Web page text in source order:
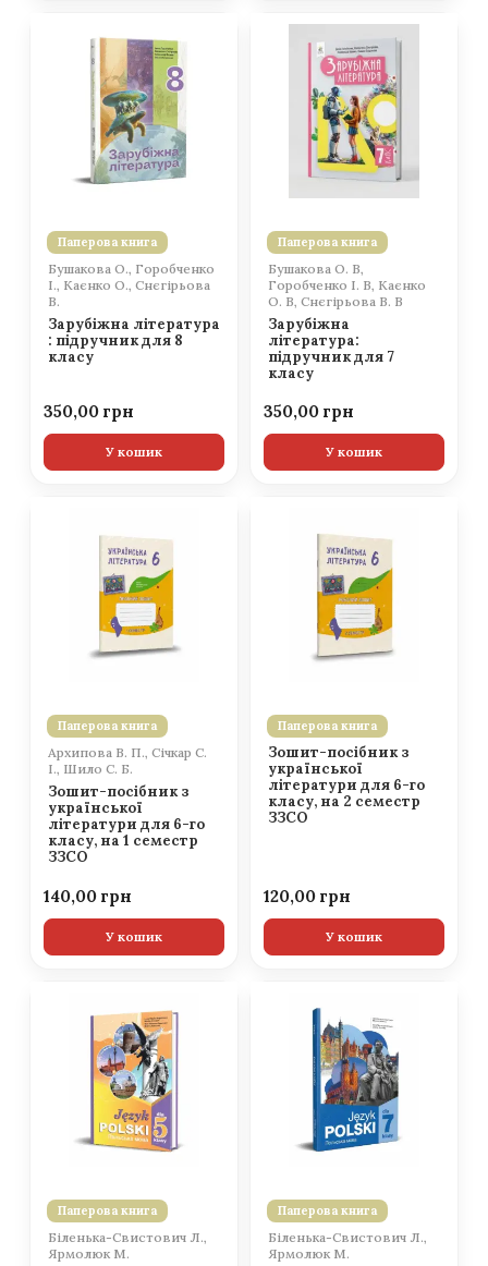
Паперова книга
Бушакова О., Горобченко
І., Каєнко О., Снєгірьова
В.
Зарубіжна література
: підручник для 8
класу
350,00
У кошик
Паперова книга
Бушакова О. В,
Горобченко І. В, Каєнко
О. В, Снєгірьова В. В
Зарубіжна
література:
підручник для 7
класу
350,00
У кошик
Паперова книга
Архипова В. П., Січкар С.
І., Шило С. Б.
Зошит-посібник з
української
літератури для 6-го
класу, на 1 семестр
ЗЗСО
140,00
У кошик
Паперова книга
Зошит-посібник з
української
літератури для 6-го
класу, на 2 семестр
ЗЗСО
120,00
У кошик
Паперова книга
Біленька-Свистович Л.,
Ярмолюк М.
Паперова книга
Біленька-Свистович Л.,
Ярмолюк М.